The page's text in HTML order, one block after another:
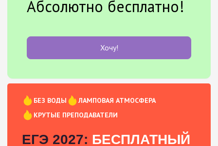
Абсолютно бесплатно!
Хочу!
БЕЗ ВОДЫ
ЛАМПОВАЯ АТМОСФЕРА
КРУТЫЕ ПРЕПОДАВАТЕЛИ
ЕГЭ 2027: БЕСПЛАТНЫЙ